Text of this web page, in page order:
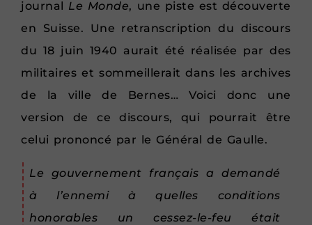
journal Le Monde, une piste est découverte
en Suisse. Une retranscription du discours
du 18 juin 1940 aurait été réalisée par des
militaires et sommeillerait dans les archives
de la ville de Bernes… Voici donc une
version de ce discours, qui pourrait être
celui prononcé par le Général de Gaulle.
Le gouvernement français a demandé
à l’ennemi à quelles conditions
honorables un cessez-le-feu était